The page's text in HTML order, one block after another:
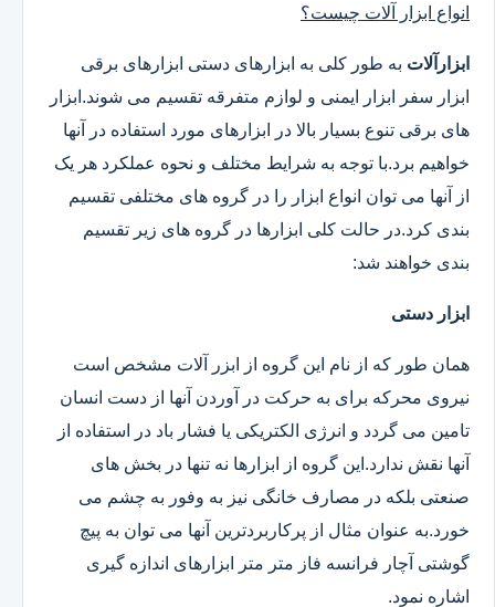
انواع ابزار آلات چیست؟
ابزارآلات به طور کلی به ابزارهای دستی ابزارهای برقی
ابزار سفر ابزار ایمنی و لوازم متفرقه تقسیم می شوند.ابزار
های برقی تنوع بسیار بالا در ابزارهای مورد استفاده در آنها
خواهیم برد.با توجه به شرایط مختلف و نحوه عملکرد هر یک
از آنها می توان انواع ابزار را در گروه های مختلفی تقسیم
بندی کرد.در حالت کلی ابزارها در گروه های زیر تقسیم
بندی خواهند شد:
ابزار دستی
همان طور که از نام این گروه از ابزر آلات مشخص است
نیروی محرکه برای به حرکت در آوردن آنها از دست انسان
تامین می گردد و انرژی الکتریکی یا فشار باد در استفاده از
آنها نقش ندارد.این گروه از ابزارها نه تنها در بخش های
صنعتی بلکه در مصارف خانگی نیز به وفور به چشم می
خورد.به عنوان مثال از پرکاربردترین آنها می توان به پیچ
گوشتی آچار فرانسه فاز متر متر ابزارهای اندازه گیری
اشاره نمود.